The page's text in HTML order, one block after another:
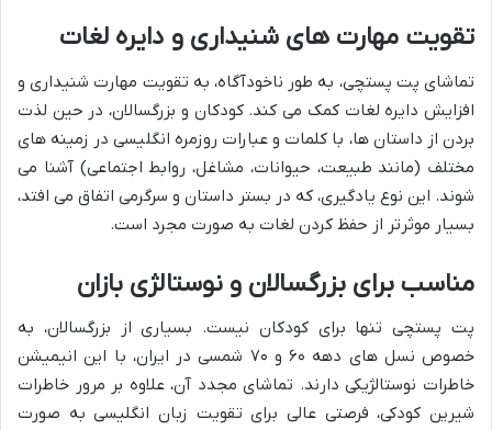
تقویت مهارت های شنیداری و دایره لغات
تماشای پت پستچی، به طور ناخودآگاه، به تقویت مهارت شنیداری و
افزایش دایره لغات کمک می کند. کودکان و بزرگسالان، در حین لذت
بردن از داستان ها، با کلمات و عبارات روزمره انگلیسی در زمینه های
مختلف (مانند طبیعت، حیوانات، مشاغل، روابط اجتماعی) آشنا می
شوند. این نوع یادگیری، که در بستر داستان و سرگرمی اتفاق می افتد،
بسیار موثرتر از حفظ کردن لغات به صورت مجرد است.
مناسب برای بزرگسالان و نوستالژی بازان
پت پستچی تنها برای کودکان نیست. بسیاری از بزرگسالان، به
خصوص نسل های دهه ۶۰ و ۷۰ شمسی در ایران، با این انیمیشن
خاطرات نوستالژیکی دارند. تماشای مجدد آن، علاوه بر مرور خاطرات
شیرین کودکی، فرصتی عالی برای تقویت زبان انگلیسی به صورت